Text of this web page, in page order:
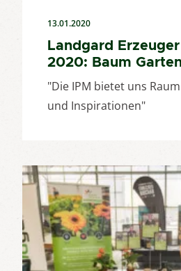
13.01.2020
Landgard
2020: Baum
"Die IPM bietet uns
und Inspirationen"